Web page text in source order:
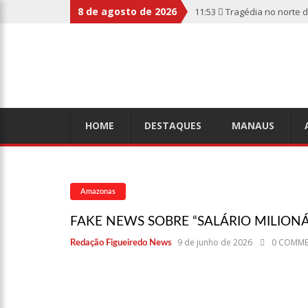
8 de agosto de 2026 11:53
Tragédia no norte
Linha Direta
11:39 Casal é torturado e
10:26 Estado Unidos
HOME DESTAQUES MANAUS
Amazonas
FAKE NEWS SOBRE “SALÁRIO
Redação Figueiredo News 9 de junho de 2026 0